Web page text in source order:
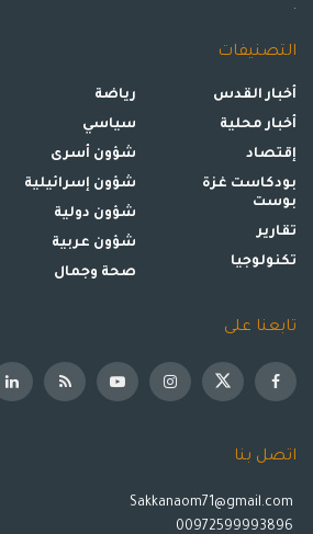
.
التصنيفات
أخبار القدس
أخبار محلية
إقتصاد
بودكاست غزة
بوست
تقارير
تكنولوجيا
رياضة
سياسي
شؤون أسرى
شؤون إسرائيلية
شؤون دولية
شؤون عربية
صحة وجمال
تابعنا على
اتصل بنا
Sakkanaom71@gmail.com